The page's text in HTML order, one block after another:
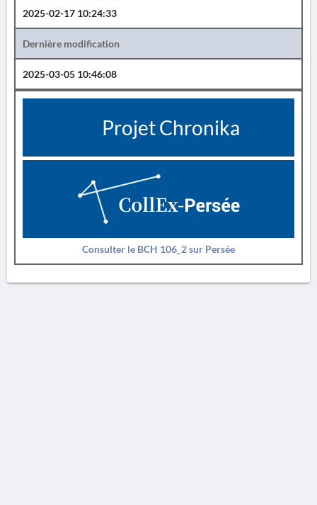
2025-02-17 10:24:33
Dernière modification
2025-03-05 10:46:08
Projet Chronika
Consulter le BCH 106_2 sur Persée